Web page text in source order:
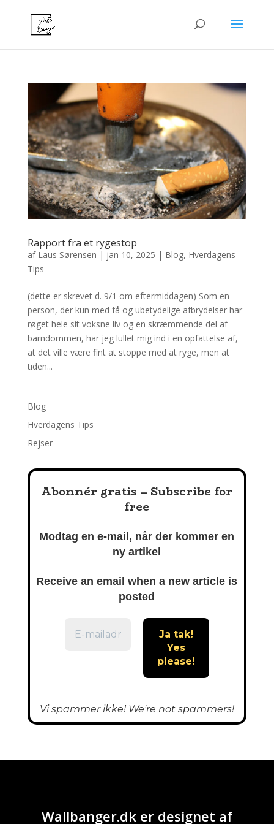
Rapport fra et rygestop
af Laus Sørensen | jan 10, 2025 | Blog, Hverdagens
Tips
(dette er skrevet d. 9/1 om eftermiddagen) Som en
person, der kun med få og ubetydelige afbrydelser har
røget hele sit voksne liv og en skræmmende del af
barndommen, har jeg lullet mig ind i en opfattelse af,
at det ville være fint at stoppe med at ryge, men at
tiden...
Blog
Hverdagens Tips
Rejser
Abonnér gratis – Subscribe for
free
Modtag en e-mail, når der kommer en
ny artikel
Receive an email when a new article is
posted
Vi spammer ikke! We're not spammers!
Wallbanger.dk er designet af